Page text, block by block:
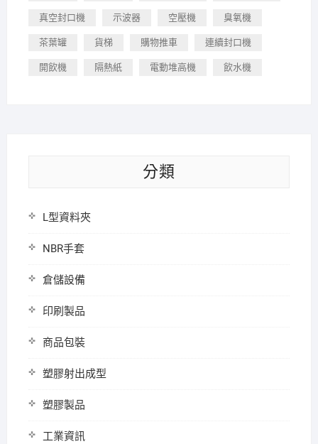
真空封口機 示波器 空壓機 臭氧機
茶葉罐 貨梯 購物推車 連續封口機
開飲機 隔熱紙 電動堆高機 飲水機
分類
L型資料夾
NBR手套
倉儲設備
印刷製品
商品包裝
塑膠射出成型
塑膠製品
工業資訊